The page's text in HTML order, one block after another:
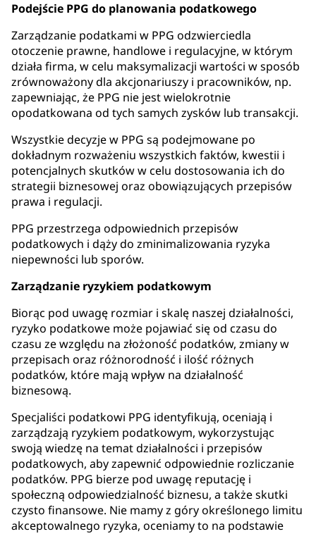
Podejście PPG do planowania podatkowego
Zarządzanie podatkami w PPG odzwierciedla
otoczenie prawne, handlowe i regulacyjne, w którym
działa firma, w celu maksymalizacji wartości w sposób
zrównoważony dla akcjonariuszy i pracowników, np.
zapewniając, że PPG nie jest wielokrotnie
opodatkowana od tych samych zysków lub transakcji.
Wszystkie decyzje w PPG są podejmowane po
dokładnym rozważeniu wszystkich faktów, kwestii i
potencjalnych skutków w celu dostosowania ich do
strategii biznesowej oraz obowiązujących przepisów
prawa i regulacji.
PPG przestrzega odpowiednich przepisów
podatkowych i dąży do zminimalizowania ryzyka
niepewności lub sporów.
Zarządzanie ryzykiem podatkowym
Biorąc pod uwagę rozmiar i skalę naszej działalności,
ryzyko podatkowe może pojawiać się od czasu do
czasu ze względu na złożoność podatków, zmiany w
przepisach oraz różnorodność i ilość różnych
podatków, które mają wpływ na działalność
biznesową.
Specjaliści podatkowi PPG identyfikują, oceniają i
zarządzają ryzykiem podatkowym, wykorzystując
swoją wiedzę na temat działalności i przepisów
podatkowych, aby zapewnić odpowiednie rozliczanie
podatków. PPG bierze pod uwagę reputację i
społeczną odpowiedzialność biznesu, a także skutki
czysto finansowe. Nie mamy z góry określonego limitu
akceptowalnego ryzyka, oceniamy to na podstawie